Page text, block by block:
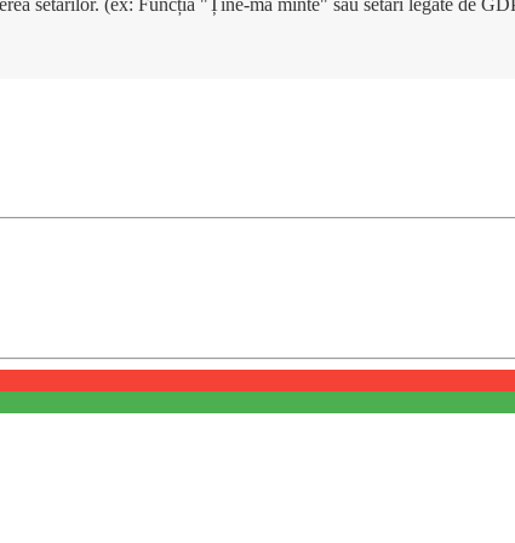
setărilor. (ex: Funcția "Ține-mă minte" sau setări legate de